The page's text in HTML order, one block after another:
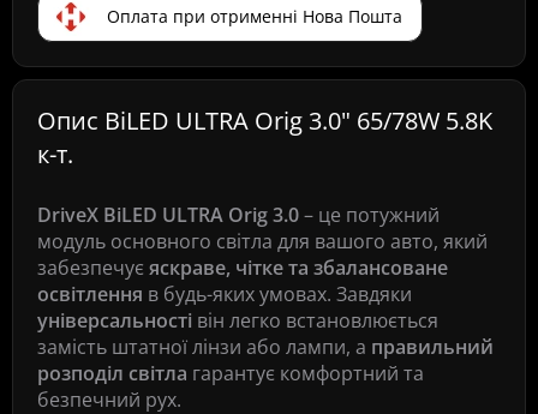
Оплата при отрименні Нова Пошта
Опис BiLED ULTRA Orig 3.0" 65/78W 5.8K
к-т.
DriveX BiLED ULTRA Orig 3.0– це потужний
модуль основного світла для вашого авто, який
забезпечує яскраве, чітке та збалансоване
освітлення в будь-яких умовах. Завдяки
універсальності він легко встановлюється
замість штатної лінзи або лампи, а правильний
розподіл світла гарантує комфортний та
безпечний рух.